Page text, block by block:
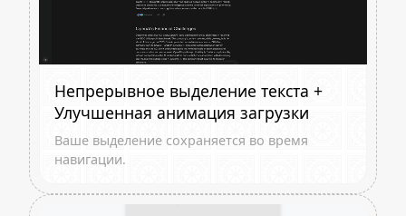
Непрерывное выделение текста +
Улучшенная анимация загрузки
Ваше выделение сохраняется во время
навигации.